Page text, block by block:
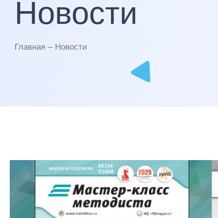
Новости
Главная — Новости